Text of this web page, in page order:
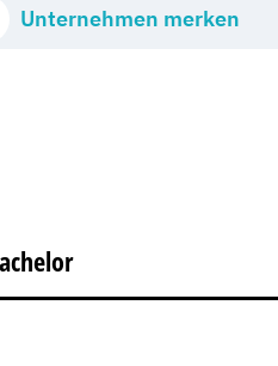
Unternehmen merken